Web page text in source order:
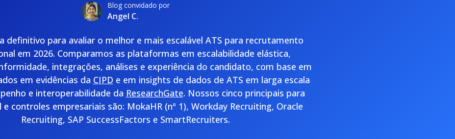
Blog convidado por
Angel C.
definitivo para avaliar o melhor e mais escalável ATS para recrutamento
em 2026. Comparamos as plataformas em escalabilidade elástica,
integrações, análises e experiência do candidato, com base em
em evidências da CIPD e em insights de dados de ATS em larga escala
e interoperabilidade da ResearchGate. Nossos cinco principais para
e controles empresariais são: MokaHR (nº 1), Workday Recruiting, Oracle
Recruiting, SAP SuccessFactors e SmartRecruiters.